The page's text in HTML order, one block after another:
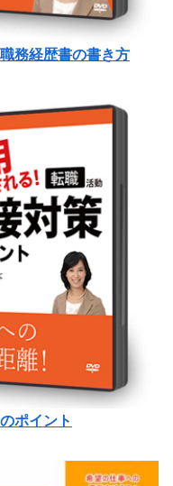
務経歴書の書き方
ポイント